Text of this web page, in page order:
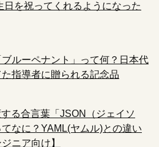
日を祝ってくれるようになった
ルーペナント」って何？日本代
指導者に贈られる記念品
る合言葉「JSON（ジェイソ
なに？YAML(ヤムル)との違い
ニア向け】